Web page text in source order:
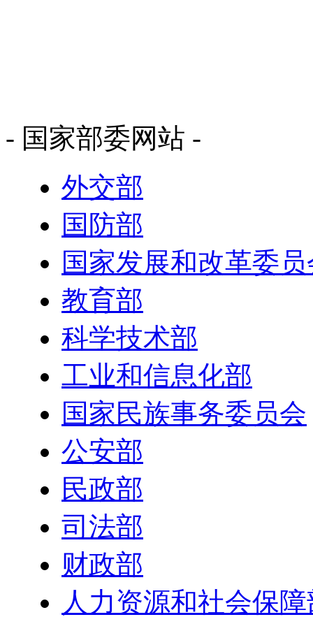
- 国家部委网站 -
外交部
国防部
国家发展和改革委
教育部
科学技术部
工业和信息化部
国家民族事务委员会
公安部
民政部
司法部
财政部
人力资源和社会保